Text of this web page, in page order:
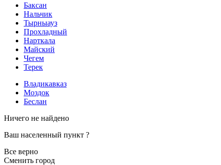
Баксан
Нальчик
Тырныауз
Прохладный
Нарткала
Майский
Чегем
Терек
Владикавказ
Моздок
Беслан
Ничего не найдено
Ваш населенный пункт ?
Все верно
Сменить город